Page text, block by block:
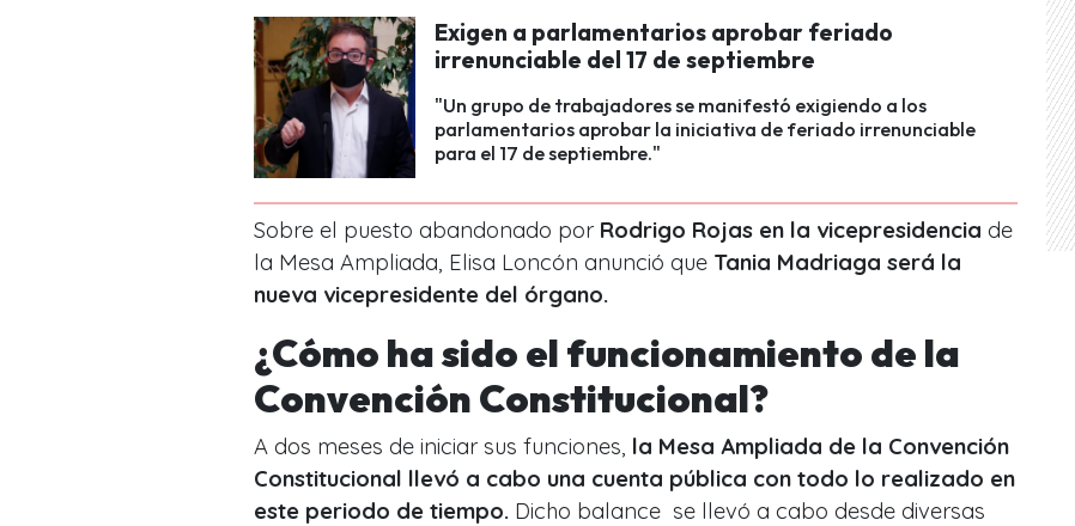
Exigen a parlamentarios aprobar feriado
irrenunciable del 17 de septiembre
"Un grupo de trabajadores se manifestó exigiendo a los
parlamentarios aprobar la iniciativa de feriado irrenunciable
para el 17 de septiembre."
Sobre el puesto abandonado por Rodrigo Rojas en la vicepresidencia de
la Mesa Ampliada, Elisa Loncón anunció que Tania Madriaga será la
nueva vicepresidente del órgano.
¿Cómo ha sido el funcionamiento de la
Convención Constitucional?
A dos meses de iniciar sus funciones, la Mesa Ampliada de la Convención
Constitucional llevó a cabo una cuenta pública con todo lo realizado en
este periodo de tiempo. Dicho balance se llevó a cabo desde diversas